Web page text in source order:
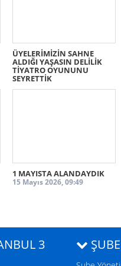
ÜYELERİMİZİN SAHNE
ALDIĞI YAŞASIN DELİLİK
TİYATRO OYUNUNU
SEYRETTİK
08 Haziran 2026, 08:56
1 MAYISTA ALANDAYDIK
15 Mayıs 2026, 09:49
3